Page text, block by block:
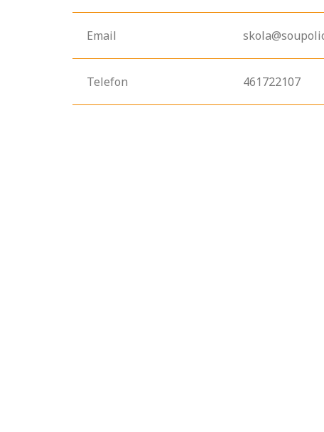
Email
Telefon 461722107